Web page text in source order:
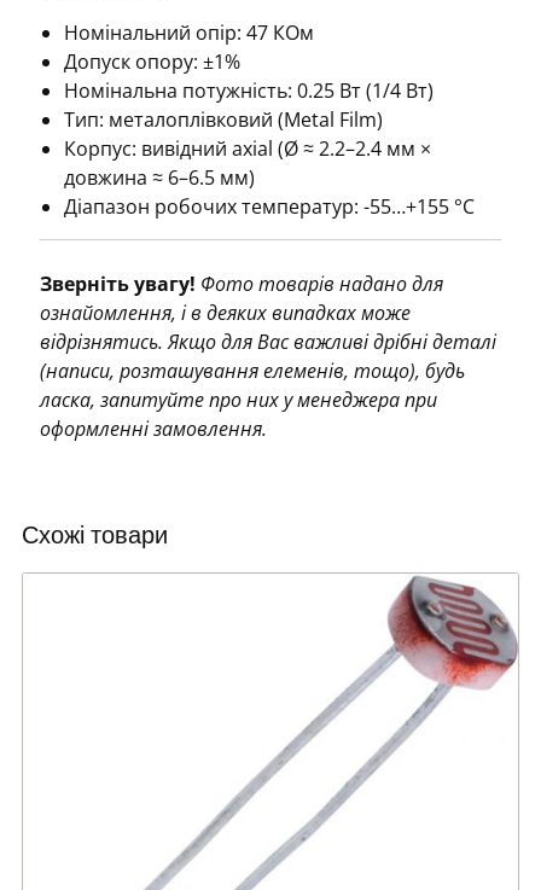
Номінальний опір: 47 КОм
Допуск опору: ±1%
Номінальна потужність: 0.25 Вт (1/4 Вт)
Тип: металоплівковий (Metal Film)
Корпус: вивідний axial (Ø ≈ 2.2–2.4 мм ×
довжина ≈ 6–6.5 мм)
Діапазон робочих температур: -55…+155 °C
Зверніть увагу! Фото товарів надано для
ознайомлення, і в деяких випадках може
відрізнятись. Якщо для Вас важливі дрібні деталі
(написи, розташування елеменів, тощо), будь
ласка, запитуйте про них у менеджера при
оформленні замовлення.
Схожі товари